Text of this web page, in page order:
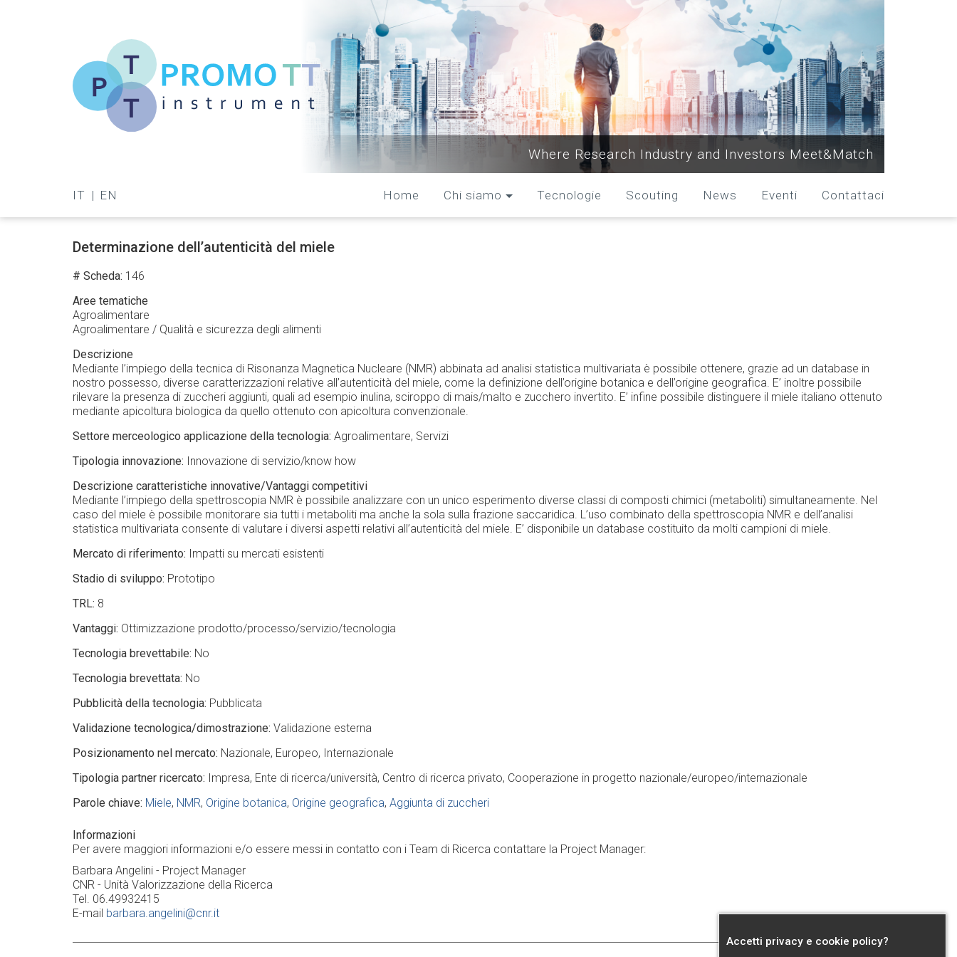
TT
Where Research Industry and Investors Meet&Match
IT EN Home Chi siamo Tecnologie Scouting News Eventi Contattaci
Determinazione dell’autenticità del miele
# Scheda 146
Aree tematiche
Agroalimentare
Agroalimentare / Qualità e sicurezza degli alimenti
Descrizione
Mediante l’impiego della tecnica di Risonanza Magnetica Nucleare (NMR) abbinata ad analisi statistica multivariata è possibile ottenere, grazie ad un database in
nostro possesso, diverse caratterizzazioni relative all’autenticità del miele, come la definizione dell’origine botanica e dell’origine geografica. E’ inoltre possibile
rilevare la presenza di zuccheri aggiunti, quali ad esempio inulina, sciroppo di mais/malto e zucchero invertito. E’ infine possibile distinguere il miele italiano ottenuto
mediante apicoltura biologica da quello ottenuto con apicoltura convenzionale.
Settore merceologico applicazione della tecnologia Agroalimentare Servizi
Tipologia innovazione
Innovazione di servizio/know how
Descrizione caratteristiche innovative/Vantaggi competitivi
Mediante l’impiego della spettroscopia NMR è possibile analizzare con un unico esperimento diverse classi di composti chimici (metaboliti) simultaneamente. Nel
caso del miele è possibile monitorare sia tutti i metaboliti ma anche la sola sulla frazione saccaridica. L’uso combinato della spettroscopia NMR e dell’analisi
statistica multivariata consente di valutare i diversi aspetti relativi all’autenticità del miele. E’ disponibile un database costituito da molti campioni di miele.
Mercato di riferimento
Impatti su mercati esistenti
Stadio di sviluppo Prototipo
TRL 8
Vantaggi Ottimizzazione prodotto/processo/servizio/tecnologia
Tecnologia brevettabile No
Tecnologia brevettata No
Pubblicità della tecnologia Pubblicata
Validazione tecnologica/dimostrazione Validazione esterna
Posizionamento nel mercato Nazionale Europeo
Internazionale
Tipologia partner ricercato
Impresa Ente di ricerca/università Centro di ricerca privato Cooperazione in progetto nazionale/europeo/internazionale
Parole chiave Miele NMR Origine botanica Origine geografica Aggiunta di zuccheri
Informazioni
Per avere maggiori informazioni e/o essere messi in contatto con i Team di Ricerca contattare la Project Manager:
Barbara Angelini - Project Manager
CNR - Unità Valorizzazione della Ricerca
Tel. 06.49932415
E-mail barbara.angelini@cnr.it
Accetti privacy e cookie policy?